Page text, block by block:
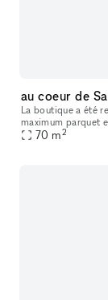
au coeur de
La boutique a été
maximum parquet
70 m2